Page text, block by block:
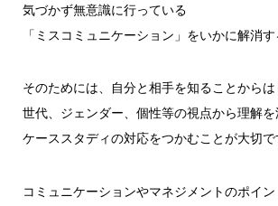
気づかず無意識に行っている
「ミスコミュニケーション」をいかに解消す
そのためには、自分と相手を知ることから
世代、ジェンダー、個性等の視点から理解を
ケーススタディの対応をつかむことが大切で
コミュニケーションやマネジメントのポイン